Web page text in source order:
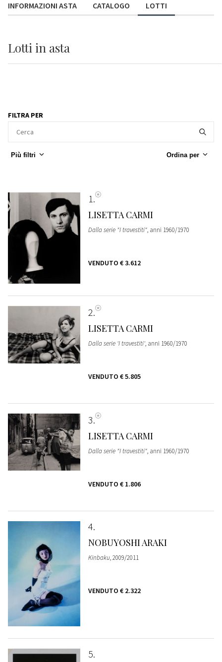
INFORMAZIONI ASTA CATALOGO LOTTI
Lotti in asta
FILTRA PER
Più filtri Ordina per
1
LISETTA CARMI
Dalla serie "I travestiti", anni 1960/1970
VENDUTO € 3.612
2
LISETTA CARMI
Dalla serie 'I travestiti', anni 1960/1970
VENDUTO € 5.805
3
LISETTA CARMI
Dalla serie "I travestiti", anni 1960/1970
VENDUTO € 1.806
4
NOBUYOSHI ARAKI
Kinbaku, 2009/2011
VENDUTO € 2.322
5